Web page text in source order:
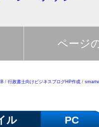
ページ
/ 行政書士向けビジネスブログHP作成/
ル PC